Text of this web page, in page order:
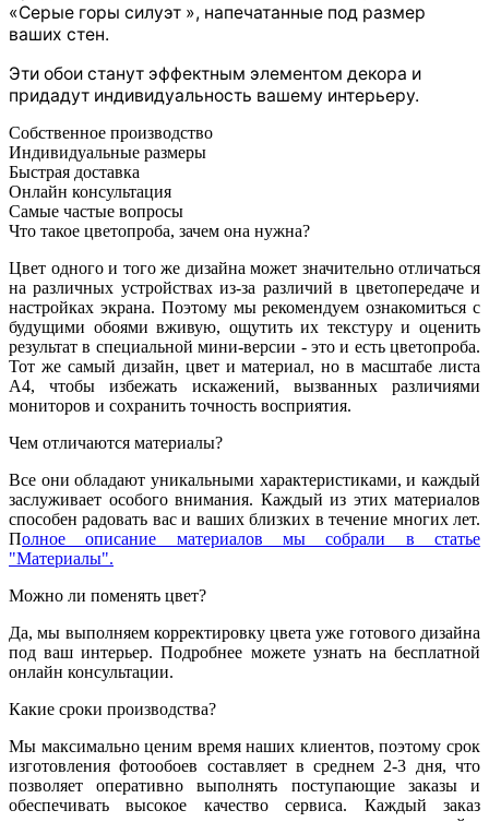
«Серые горы силуэт », напечатанные под размер
ваших стен.
Эти обои станут эффектным элементом декора и
придадут индивидуальность вашему интерьеру.
Собственное производство
Индивидуальные размеры
Быстрая доставка
Онлайн консультация
Самые частые вопросы
Что такое цветопроба, зачем она нужна?
Цвет одного и того же дизайна может значительно отличаться
на различных устройствах из-за различий в цветопередаче и
настройках экрана. Поэтому мы рекомендуем ознакомиться с
будущими обоями вживую, ощутить их текстуру и оценить
результат в специальной мини-версии - это и есть цветопроба.
Тот же самый дизайн, цвет и материал, но в масштабе листа
А4, чтобы избежать искажений, вызванных различиями
мониторов и сохранить точность восприятия.
Чем отличаются материалы?
Все они обладают уникальными характеристиками, и каждый
заслуживает особого внимания. Каждый из этих материалов
способен радовать вас и ваших близких в течение многих лет.
Полное описание материалов мы собрали в статье
"Материалы".
Можно ли поменять цвет?
Да, мы выполняем корректировку цвета уже готового дизайна
под ваш интерьер. Подробнее можете узнать на бесплатной
онлайн консультации.
Какие сроки производства?
Мы максимально ценим время наших клиентов, поэтому срок
изготовления фотообоев составляет в среднем 2-3 дня, что
позволяет оперативно выполнять поступающие заказы и
обеспечивать высокое качество сервиса. Каждый заказ